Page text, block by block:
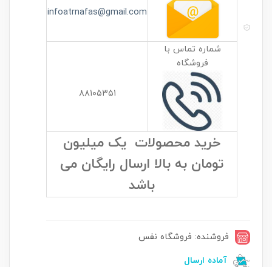
infoatrnafas@gmail.com
شماره تماس با
فروشگاه
۸۸۱۰۵۳۵۱
خرید محصولات یک میلیون
تومان به بالا ارسال رایگان می
باشد
فروشنده: فروشگاه نفس
آماده ارسال